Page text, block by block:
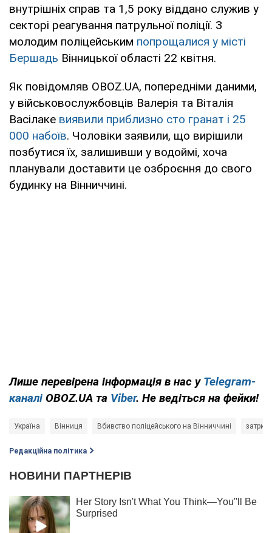
внутрішніх справ та 1,5 року віддано служив у
секторі реагування патрульної поліції. З
молодим поліцейським попрощалися у місті
Бершадь Вінницької області 22 квітня.
Як повідомляв OBOZ.UA, попередніми даними,
у військовослужбовців Валерія та Віталія
Васілаке виявили приблизно сто гранат і 25
000 набоїв. Чоловіки заявили, що вирішили
позбутися їх, залишивши у водоймі, хоча
планували доставити це озброєння до свого
будинку на Вінниччині.
Лише перевірена інформація в нас у Telegram-
каналі OBOZ.UA та Viber. Не ведіться на фейки!
Україна Вінниця Вбивство поліцейського на Вінниччині
Редакційна політика